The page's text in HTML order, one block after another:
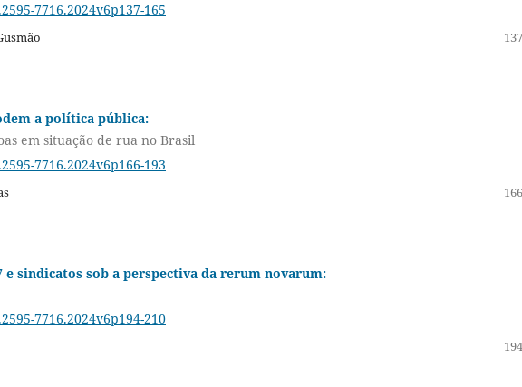
7716.2024v6p137-165
a política pública:
em situação de rua no Brasil
7716.2024v6p166-193
sindicatos sob a perspectiva da rerum novarum:
7716.2024v6p194-210